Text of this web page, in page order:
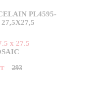
PL4595-
x 27.5
293